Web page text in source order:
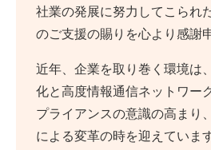
社業の発展に努力してこられ
のご支援の賜りを心より感謝
近年、企業を取り巻く環境は
化と高度情報通信ネットワー
プライアンスの意識の高まり
による変革の時を迎えていま